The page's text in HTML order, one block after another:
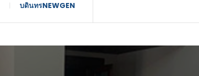
บดินทรNEWGEN